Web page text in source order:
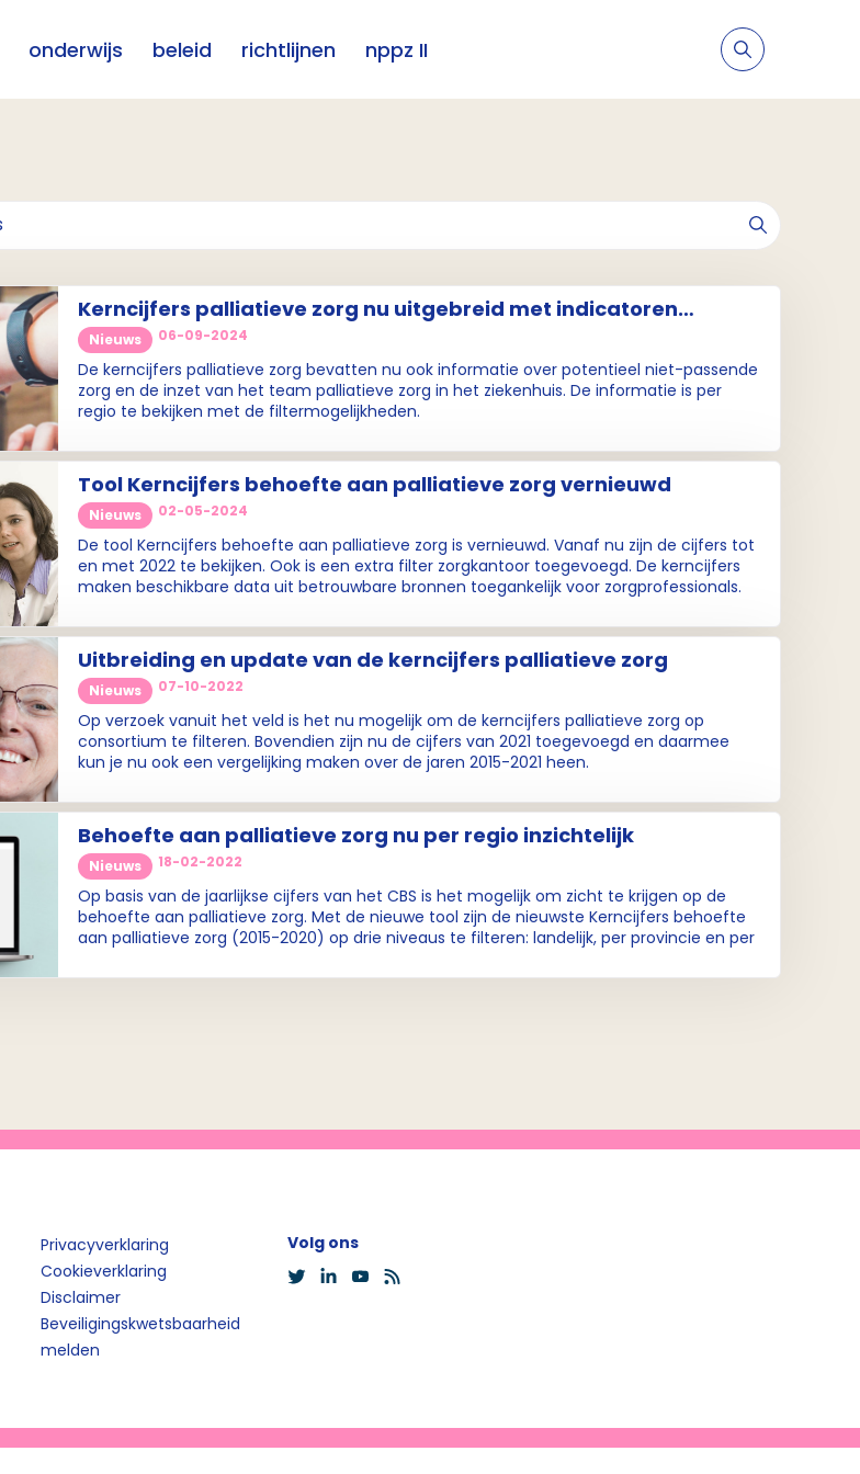
onderwijs beleid richtlijnen nppz II
Kerncijfers palliatieve zorg nu uitgebreid met indicatoren
potentieel niet-passende zorg
Nieuws 06-09-2024
De kerncijfers palliatieve zorg bevatten nu ook informatie over potentieel niet-passende
zorg en de inzet van het team palliatieve zorg in het ziekenhuis. De informatie is per
regio te bekijken met de filtermogelijkheden.
Tool Kerncijfers behoefte aan palliatieve zorg vernieuwd
Nieuws 02-05-2024
De tool Kerncijfers behoefte aan palliatieve zorg is vernieuwd. Vanaf nu zijn de cijfers tot
en met 2022 te bekijken. Ook is een extra filter zorgkantoor toegevoegd. De kerncijfers
maken beschikbare data uit betrouwbare bronnen toegankelijk voor zorgprofessionals.
Uitbreiding en update van de kerncijfers palliatieve zorg
Nieuws 07-10-2022
Op verzoek vanuit het veld is het nu mogelijk om de kerncijfers palliatieve zorg op
consortium te filteren. Bovendien zijn nu de cijfers van 2021 toegevoegd en daarmee
kun je nu ook een vergelijking maken over de jaren 2015-2021 heen.
Behoefte aan palliatieve zorg nu per regio inzichtelijk
Nieuws 18-02-2022
Op basis van de jaarlijkse cijfers van het CBS is het mogelijk om zicht te krijgen op de
behoefte aan palliatieve zorg. Met de nieuwe tool zijn de nieuwste Kerncijfers behoefte
aan palliatieve zorg (2015-2020) op drie niveaus te filteren: landelijk, per provincie en per
Privacyverklaring
Cookieverklaring
Disclaimer
Beveiligingskwetsbaarheid
melden
Volg ons